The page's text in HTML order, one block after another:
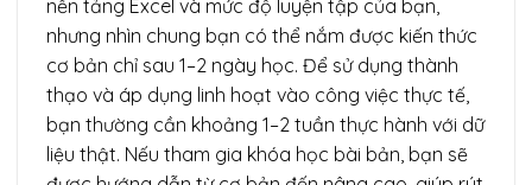
nền tảng Excel và mức độ luyện tập của bạn,
nhưng nhìn chung bạn có thể nắm được kiến thức
cơ bản chỉ sau 1–2 ngày học. Để sử dụng thành
thạo và áp dụng linh hoạt vào công việc thực tế,
bạn thường cần khoảng 1–2 tuần thực hành với dữ
liệu thật. Nếu tham gia khóa học bài bản, bạn sẽ